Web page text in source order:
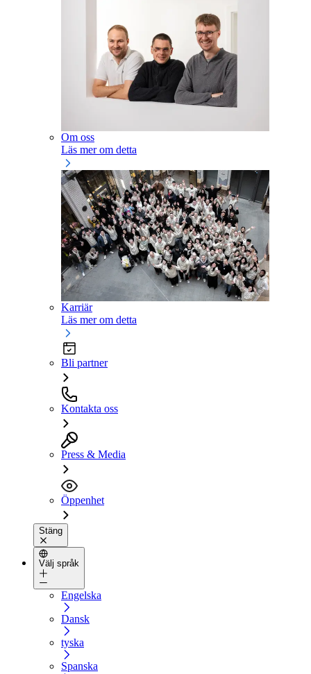
Om oss
Läs mer om detta
Karriär
Läs mer om detta
Bli partner
Kontakta oss
Press & Media
Öppenhet
Stäng
Välj språk
Engelska
Dansk
tyska
Spanska